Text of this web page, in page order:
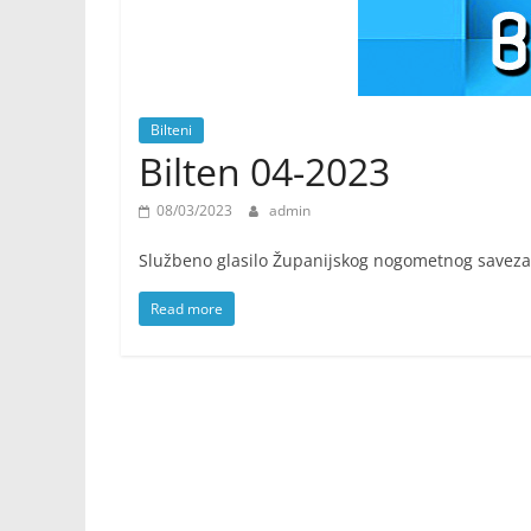
Bilteni
Bilten 04-2023
08/03/2023 admin
Službeno glasilo Županijskog nogometnog
Read more